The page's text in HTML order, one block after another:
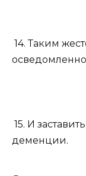
14. Таким
15. И
деменции.